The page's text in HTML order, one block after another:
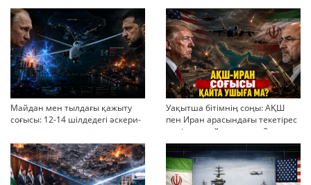
Майдан мен тылдағы қажыту
соғысы: 12-14 шілдедегі әскери-
Уақытша бітімнің соңы: АҚШ
пен Иран арасындағы текетірес
неліктен қайта ушықты?